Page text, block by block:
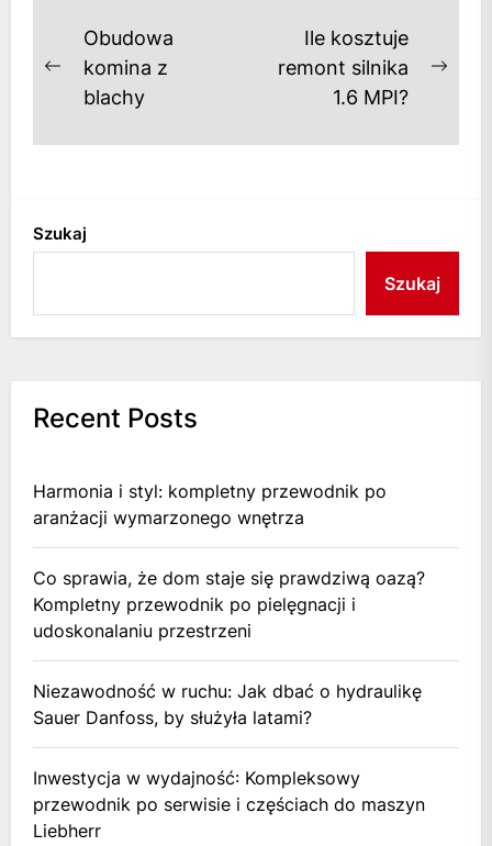
Nawigacja
wpisu
Previous
post:
Obudowa
komina z
blachy
Ile kosztuje
remont silnika
1.6 MPI?
Szukaj
Szukaj
Recent Posts
Harmonia i styl: kompletny przewodnik po
aranżacji wymarzonego wnętrza
Co sprawia, że dom staje się prawdziwą oazą?
Kompletny przewodnik po pielęgnacji i
udoskonalaniu przestrzeni
Niezawodność w ruchu: Jak dbać o hydraulikę
Sauer Danfoss, by służyła latami?
Inwestycja w wydajność: Kompleksowy
przewodnik po serwisie i częściach do maszyn
Liebherr